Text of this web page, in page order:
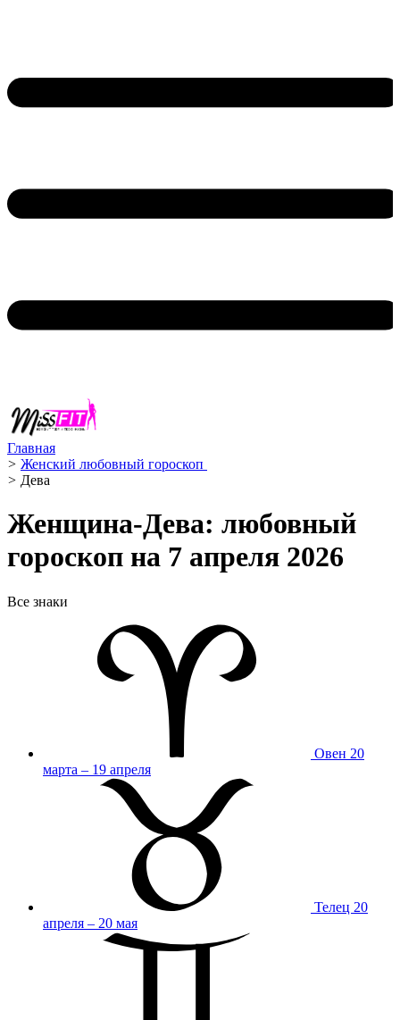
Главная
> Женский любовный гороскоп ️
> Дева ️
Женщина-Дева: любовный
гороскоп на 7 апреля 2026
Все знаки
Овен 20
марта – 19 апреля
Телец 20
апреля – 20 мая